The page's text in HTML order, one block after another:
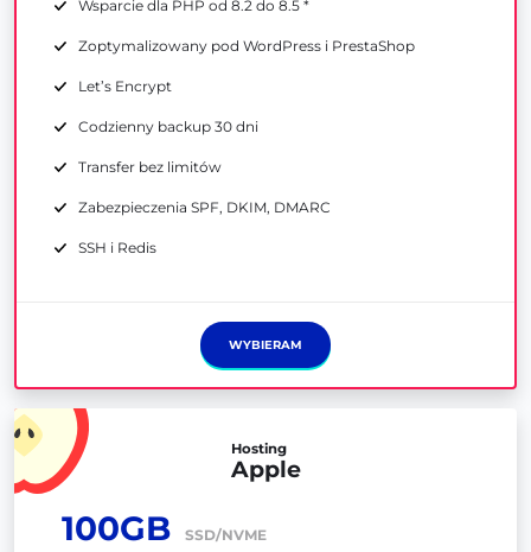
Wsparcie dla PHP od 8.2 do 8.5 *
Zoptymalizowany pod WordPress i PrestaShop
Let’s Encrypt
Codzienny backup 30 dni
Transfer bez limitów
Zabezpieczenia SPF, DKIM, DMARC
SSH i Redis
WYBIERAM
Hosting
Apple
100GB SSD/NVME